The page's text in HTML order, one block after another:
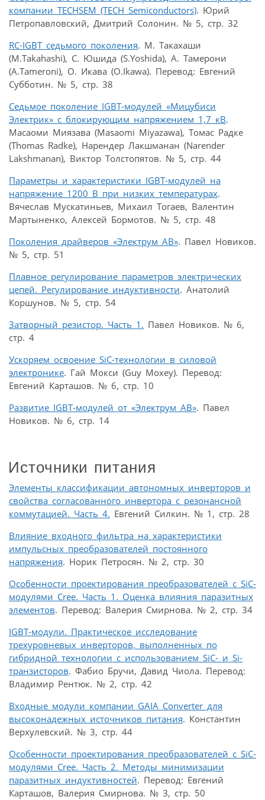
компании TECHSEM (TECH Semiconductors). Юрий
Петропавловский, Дмитрий Солонин. № 5, стр. 32
RC-IGBT седьмого поколения. М. Такахаши
(М.Takahashi), С. Юшида (S.Yoshida), А. Тамерони
(A.Tameroni), О. Икава (O.Ikawa). Перевод: Евгений
Субботин. № 5, стр. 38
Седьмое поколение IGBT-модулей «Мицубиси
Электрик» с блокирующим напряжением 1,7 кВ.
Масаоми Миязава (Masaomi Miyazawa), Томас Радке
(Thomas Radke), Нарендер Лакшманан (Narender
Lakshmanan), Виктор Толстопятов. № 5, стр. 44
Параметры и характеристики IGBT-модулей на
напряжение 1200 В при низких температурах.
Вячеслав Мускатиньев, Михаил Тогаев, Валентин
Мартыненко, Алексей Бормотов. № 5, стр. 48
Поколения драйверов «Электрум АВ». Павел Новиков.
№ 5, стр. 51
Плавное регулирование параметров электрических
цепей. Регулирование индуктивности. Анатолий
Коршунов. № 5, стр. 54
Затворный резистор. Часть 1. Павел Новиков. № 6,
стр. 4
Ускоряем освоение SiC-технологии в силовой
электронике. Гай Мокси (Guy Moxey). Перевод:
Евгений Карташов. № 6, стр. 10
Развитие IGBT-модулей от «Электрум АВ». Павел
Новиков. № 6, стр. 14
Источники питания
Элементы классификации автономных инверторов и
свойства согласованного инвертора с резонансной
коммутацией. Часть 4. Евгений Силкин. № 1, стр. 28
Влияние входного фильтра на характеристики
импульсных преобразователей постоянного
напряжения. Норик Петросян. № 2, стр. 30
Особенности проектирования преобразователей с SiC-
модулями Cree. Часть 1. Оценка влияния паразитных
элементов. Перевод: Валерия Смирнова. № 2, стр. 34
IGBT-модули. Практическое исследование
трехуровневых инверторов, выполненных по
гибридной технологии с использованием SiC- и Si-
транзисторов. Фабио Бручи, Давид Чиола. Перевод:
Владимир Рентюк. № 2, стр. 42
Входные модули компании GAIA Converter для
высоконадежных источников питания. Константин
Верхулевский. № 3, стр. 44
Особенности проектирования преобразователей с SiC-
модулями Cree. Часть 2. Методы минимизации
паразитных индуктивностей. Перевод: Евгений
Карташов, Валерия Смирнова. № 3, стр. 50